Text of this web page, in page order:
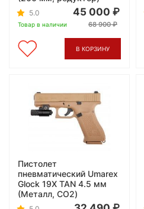
5.0
Товар в наличии
45 000
68 900
В КОРЗИНУ
Пистолет
пневматический Umarex
Glock 19X TAN 4.5 мм
(Металл, CO2)